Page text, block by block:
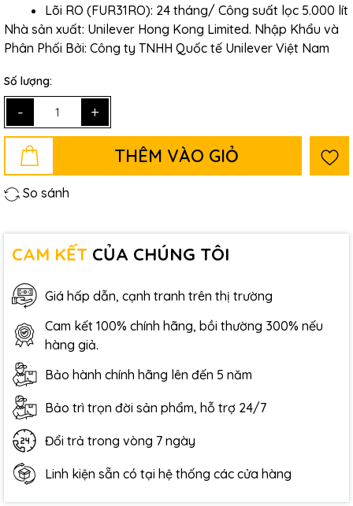
Lõi RO (FUR31RO): 24 tháng/ Công suất lọc 5.000 lít
Nhà sản xuất: Unilever Hong Kong Limited. Nhập Khẩu và
Phân Phối Bởi: Công ty TNHH Quốc tế Unilever Việt Nam
Số lượng:
- +
THÊM VÀO GIỎ
So sánh
CAM KẾT CỦA CHÚNG TÔI
Giá hấp dẫn, cạnh tranh trên thị trường
Cam kết 100% chính hãng, bồi thường 300% nếu
hàng giả.
Bảo hành chính hãng lên đến 5 năm
Bảo trì trọn đời sản phẩm, hỗ trợ 24/7
Đổi trả trong vòng 7 ngày
Linh kiện sẵn có tại hệ thống các cửa hàng